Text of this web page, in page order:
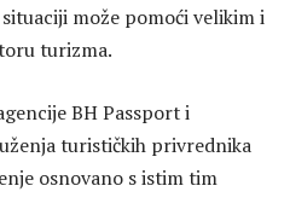
može pomoći velikim i
turizma.
BH Passport i
turističkih privrednika
osnovano s istim tim